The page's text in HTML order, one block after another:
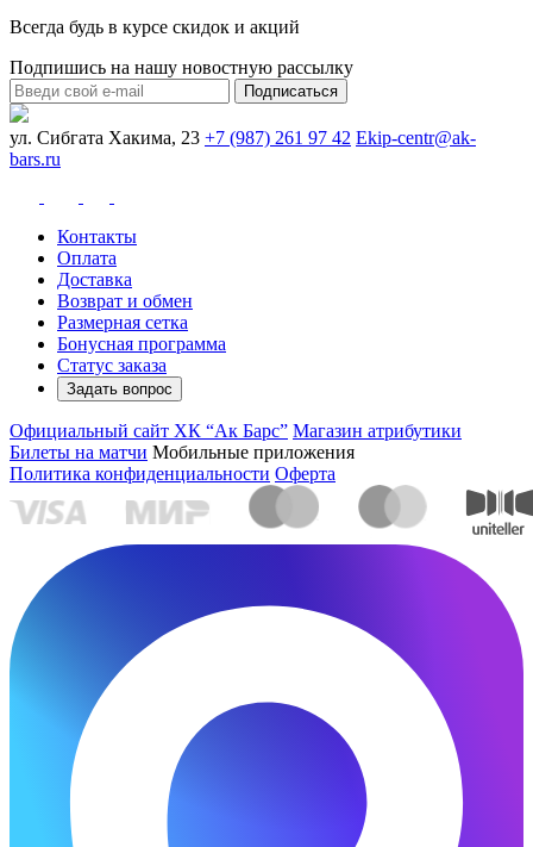
Всегда будь в курсе скидок и акций
Подпишись на нашу новостную рассылку
Подписаться
ул. Сибгата Хакима, 23 +7 (987) 261 97 42 Ekip-centr@ak-
bars.ru
Контакты
Оплата
Доставка
Возврат и обмен
Размерная сетка
Бонусная программа
Статус заказа
Задать вопрос
Официальный сайт ХК “Ак Барс” Магазин атрибутики
Билеты на матчи Мобильные приложения
Политика конфиденциальности Оферта